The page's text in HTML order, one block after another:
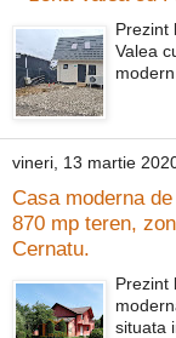
Prezint
Valea
vineri, 13 martie
Casa moderna
870 mp teren,
Cernatu.
Prezint
situata